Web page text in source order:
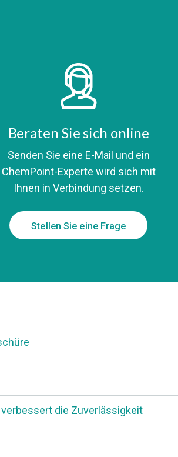
Beraten Sie sich online
Senden Sie eine E-Mail und ein
ChemPoint-Experte wird sich mit
Ihnen in Verbindung setzen.
Stellen Sie eine Frage
die Zuverlässigkeit